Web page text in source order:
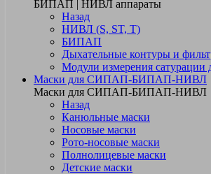
БИПАП | НИВЛ аппараты
Назад
НИВЛ (S, ST, T)
БИПАП
Дыхательные контуры и
Модули измерения сатурации
Маски для СИПАП-БИПАП-НИВЛ
Маски для СИПАП-БИПАП-НИВЛ
Назад
Канюльные маски
Носовые маски
Рото-носовые маски
Полнолицевые маски
Детские маски